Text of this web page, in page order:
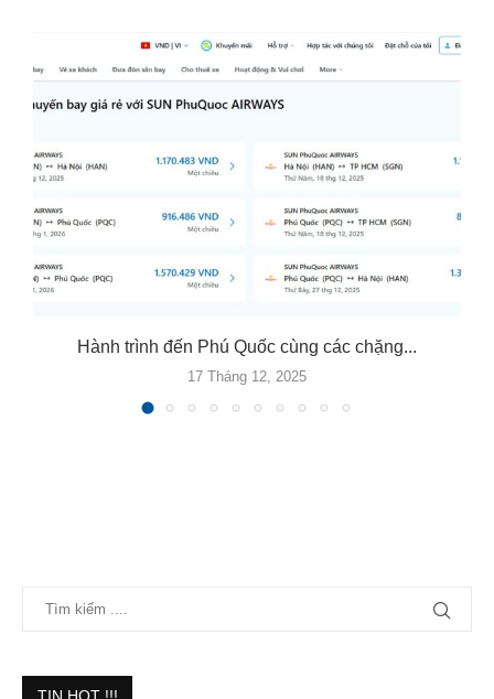
Hành trình đến Phú Quốc cùng các chặng...
17 Tháng 12, 2025